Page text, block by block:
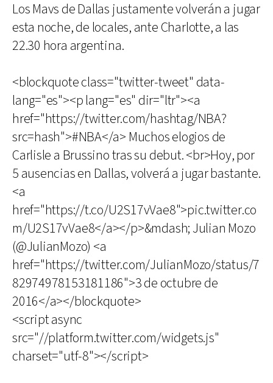
Los Mavs de Dallas justamente volverán a jugar
esta noche, de locales, ante Charlotte, a las
22.30 hora argentina.
<blockquote class="twitter-tweet" data-
lang="es"><p lang="es" dir="ltr"><a
href="https://twitter.com/hashtag/NBA?
src=hash">#NBA</a> Muchos elogios de
Carlisle a Brussino tras su debut. <br>Hoy, por
5 ausencias en Dallas, volverá a jugar bastante.
<a
href="https://t.co/U2S17vVae8">pic.twitter.co
m/U2S17vVae8</a></p>&mdash; Julian Mozo
(@JulianMozo) <a
href="https://twitter.com/JulianMozo/status/7
82974978153181186">3 de octubre de
2016</a></blockquote>
<script async
src="//platform.twitter.com/widgets.js"
charset="utf-8"></script>